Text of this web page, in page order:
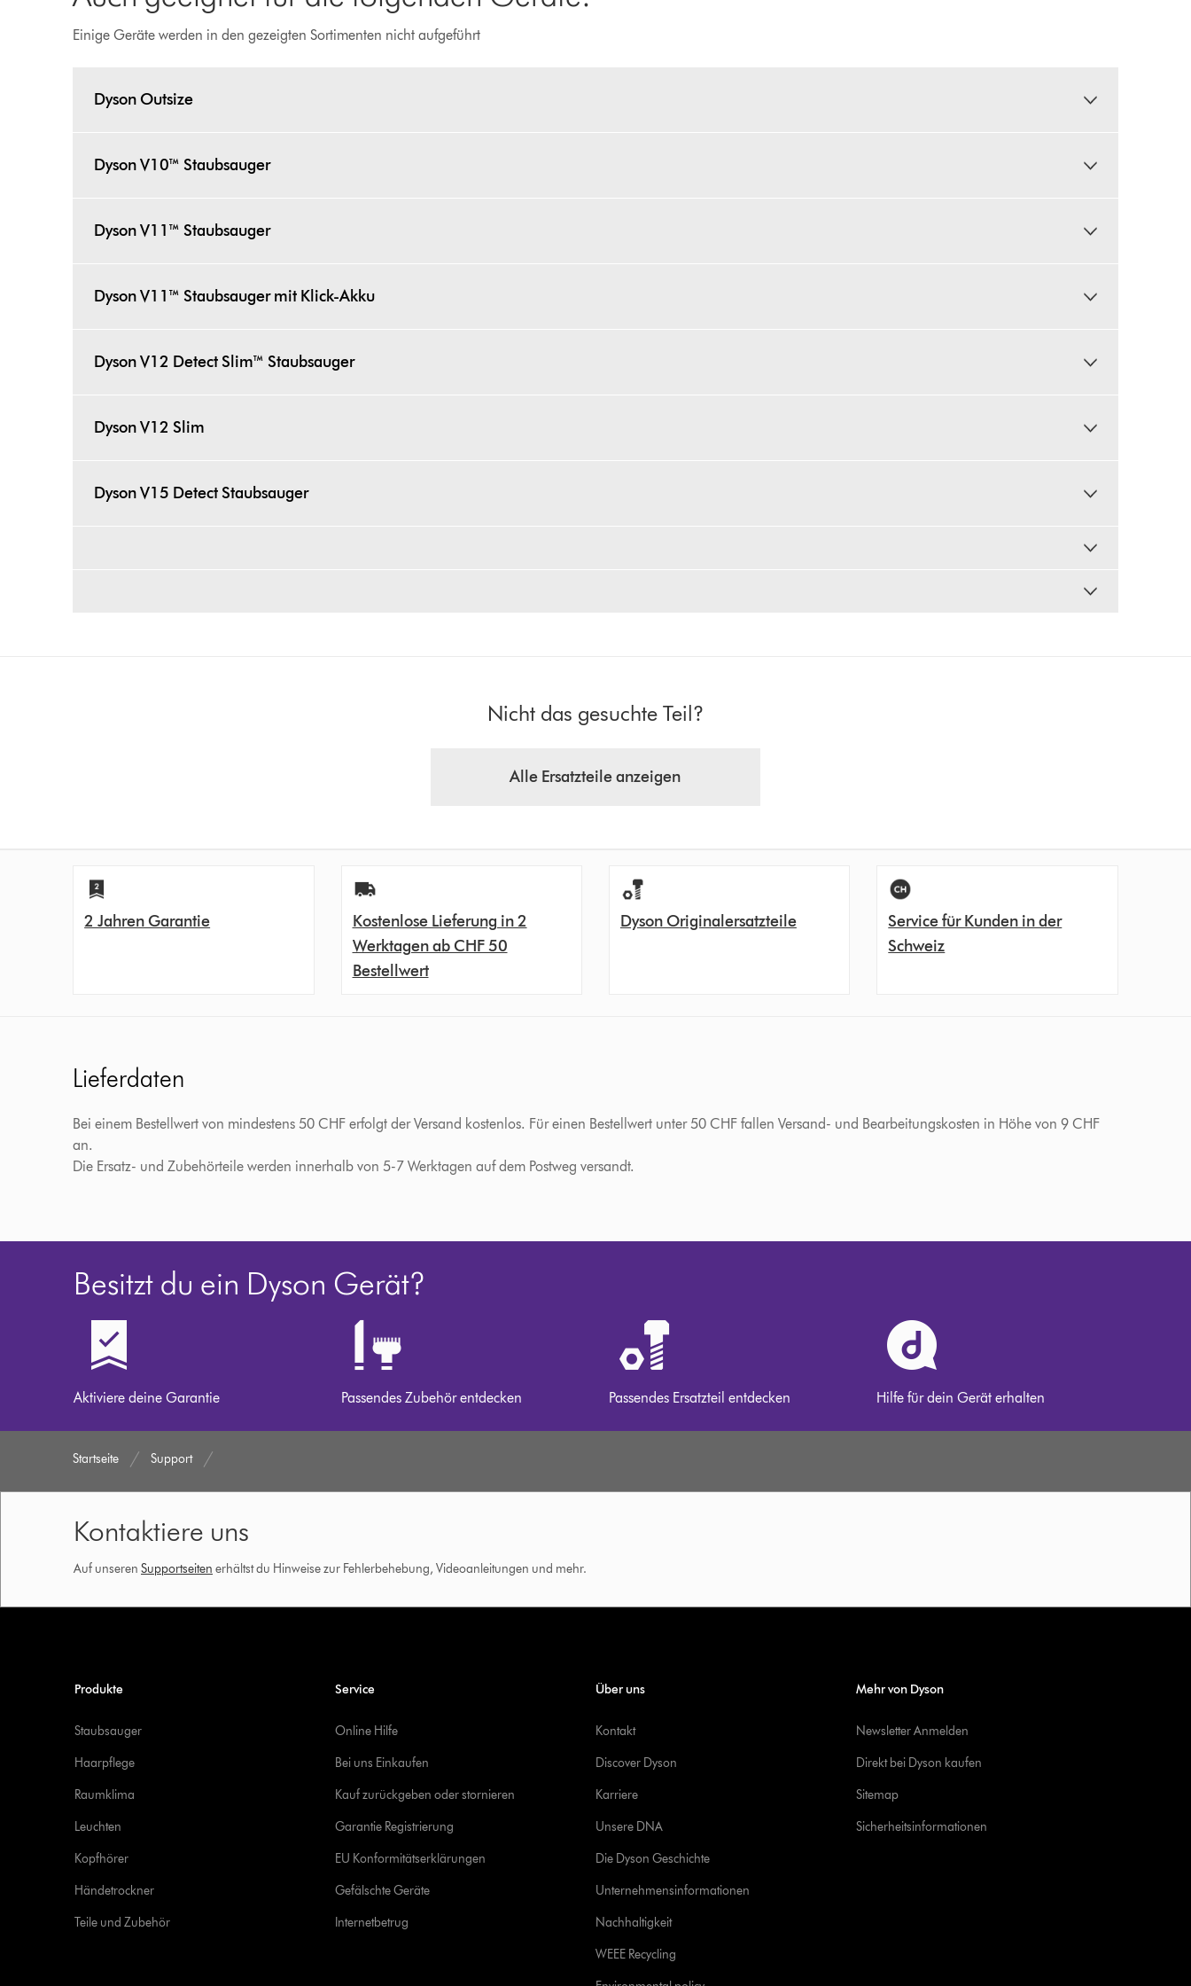
Einige Geräte werden in den gezeigten Sortimenten nicht aufgeführt
Dyson Outsize
Dyson V10™ Staubsauger
Dyson V11™ Staubsauger
Dyson V11™ Staubsauger mit Klick-Akku
Dyson V12 Detect Slim™ Staubsauger
Dyson V12 Slim
Dyson V15 Detect Staubsauger
Nicht das gesuchte Teil?
Alle Ersatzteile anzeigen
2 Jahren Garantie
Kostenlose Lieferung in 2
Werktagen ab CHF 50
Bestellwert
Dyson Originalersatzteile
Service für Kunden in der
Schweiz
Lieferdaten
Bei einem Bestellwert von mindestens 50 CHF erfolgt der Versand kostenlos. Für einen Bestellwert unter 50 CHF fallen Versand- und Bearbeitungskosten in Höhe von 9 CHF
an.
Die Ersatz- und Zubehörteile werden innerhalb von 5-7 Werktagen auf dem Postweg versandt.
Besitzt du ein Dyson Gerät?
Aktiviere deine Garantie Passendes Zubehör entdecken Passendes Ersatzteil entdecken Hilfe für dein Gerät erhalten
Startseite Support
Kontaktiere uns
Auf unseren Supportseiten erhältst du Hinweise zur Fehlerbehebung, Videoanleitungen und mehr.
Produkte
Staubsauger
Haarpflege
Raumklima
Leuchten
Kopfhörer
Händetrockner
Teile und Zubehör
Service
Online Hilfe
Bei uns Einkaufen
Kauf zurückgeben oder stornieren
Garantie Registrierung
EU Konformitätserklärungen
Gefälschte Geräte
Internetbetrug
Über uns
Kontakt
Discover Dyson
Karriere
Unsere DNA
Die Dyson Geschichte
Unternehmensinformationen
Nachhaltigkeit
WEEE Recycling
Mehr von Dyson
Newsletter Anmelden
Direkt bei Dyson kaufen
Sitemap
Sicherheitsinformationen